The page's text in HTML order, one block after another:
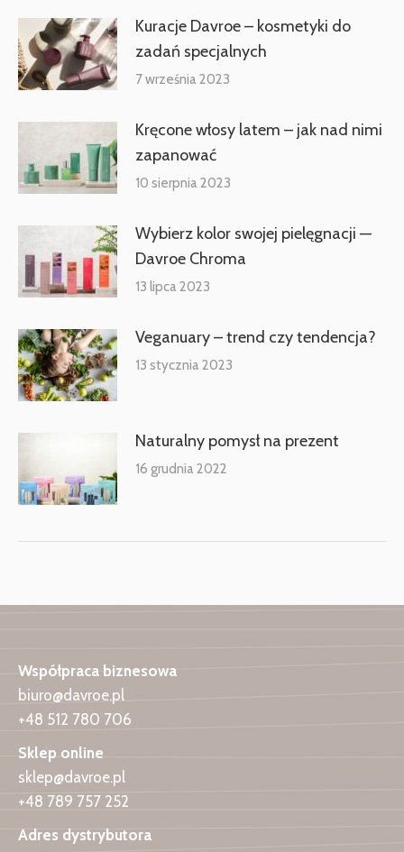
Kuracje Davroe – kosmetyki do
zadań specjalnych
7 września 2023
Kręcone włosy latem – jak nad nimi
zapanować
10 sierpnia 2023
Wybierz kolor swojej pielęgnacji —
Davroe Chroma
13 lipca 2023
Veganuary – trend czy tendencja?
13 stycznia 2023
Naturalny pomysł na prezent
16 grudnia 2022
Współpraca biznesowa
biuro@davroe.pl
+48 512 780 706
Sklep online
sklep@davroe.pl
+48 789 757 252
Adres dystrybutora